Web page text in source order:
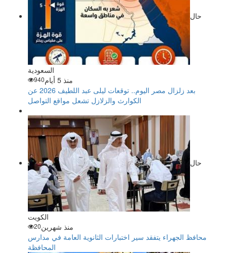
حال
السعودية
منذ 5 أيام
940
بعد زلزال مصر اليوم.. توقعات ليلى عبد اللطيف 2026 عن
الكوارث والزلازل تشعل مواقع التواصل
حال
الكويت
منذ شهرين20
محافظ الجهراء يتفقد سير اختبارات الثانوية العامة في مدارس
المحافظة